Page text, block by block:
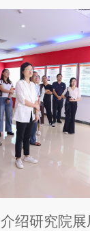
介绍研究院展